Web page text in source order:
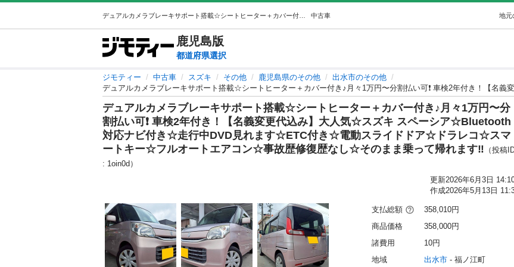
中古車 地元
鹿児島版
都道府県選択
ジモティー 中古車 スズキ その他 鹿児島県のその他
出水市のその他
デュアルカメラブレーキサポート搭載☆シートヒーター＋カバー付き♪月々1万円〜分
割払い可❗️ 車検2年付き！【名義変更代込み】大人気☆スズキ スペーシア☆Bluetooth
対応ナビ付き☆走行中DVD見れます☆ETC付き☆電動スライドドア☆ドラレコ☆スマ
ートキー☆フルオートエアコン☆事故歴修復歴なし☆そのまま乗って帰れます‼️ （投稿
: 1oin0d）
更新2026年6月3日
作成2026年5月13日
支払総額
358,010円
商品価格
358,000円
諸費用
10円
地域
出水市 - 福ノ江町